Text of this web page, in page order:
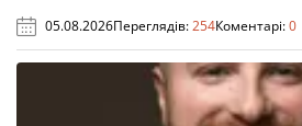
05.08.2026Переглядів:254Коментарі:0